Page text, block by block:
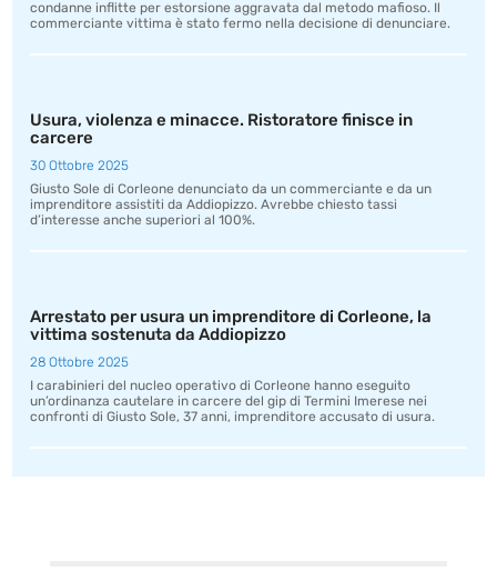
condanne inflitte per estorsione aggravata dal metodo mafioso. Il
commerciante vittima è stato fermo nella decisione di denunciare.
Usura, violenza e minacce. Ristoratore finisce in
carcere
30 Ottobre 2025
Giusto Sole di Corleone denunciato da un commerciante e da un
imprenditore assistiti da Addiopizzo. Avrebbe chiesto tassi
d’interesse anche superiori al 100%.
Arrestato per usura un imprenditore di Corleone, la
vittima sostenuta da Addiopizzo
28 Ottobre 2025
I carabinieri del nucleo operativo di Corleone hanno eseguito
un’ordinanza cautelare in carcere del gip di Termini Imerese nei
confronti di Giusto Sole, 37 anni, imprenditore accusato di usura.